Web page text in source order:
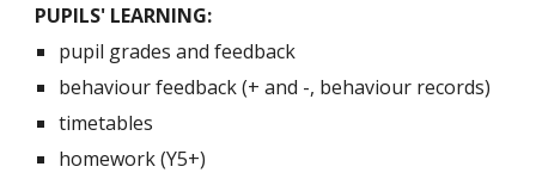
PUPILS' LEARNING:
pupil grades and feedback
behaviour feedback (+ and -, behaviour records)
timetables
homework (Y5+)